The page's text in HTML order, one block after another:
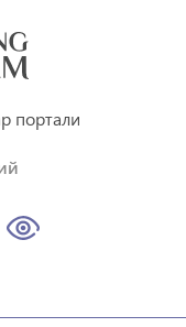
портали